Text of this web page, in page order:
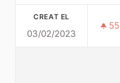
CREAT EL
03/02/2023
55